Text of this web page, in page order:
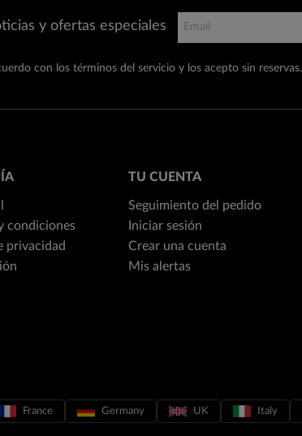
y ofertas especiales
con los términos del servicio y los acepto sin reservas.
condiciones
privacidad
TU CUENTA
Seguimiento del pedido
Iniciar sesión
Crear una cuenta
Mis alertas
France Germany UK Italy